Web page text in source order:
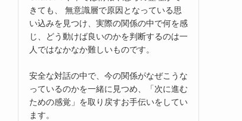
きても、 無意識層で原因となっている思
い込みを見つけ、実際の関係の中で何を感
じ、どう動けば良いのかを判断するのは一
人ではなかなか難しいものです。
安全な対話の中で、今の関係がなぜこうな
っているのかを一緒に見つめ、「次に進む
ための感覚」を取り戻すお手伝いをしてい
ます。